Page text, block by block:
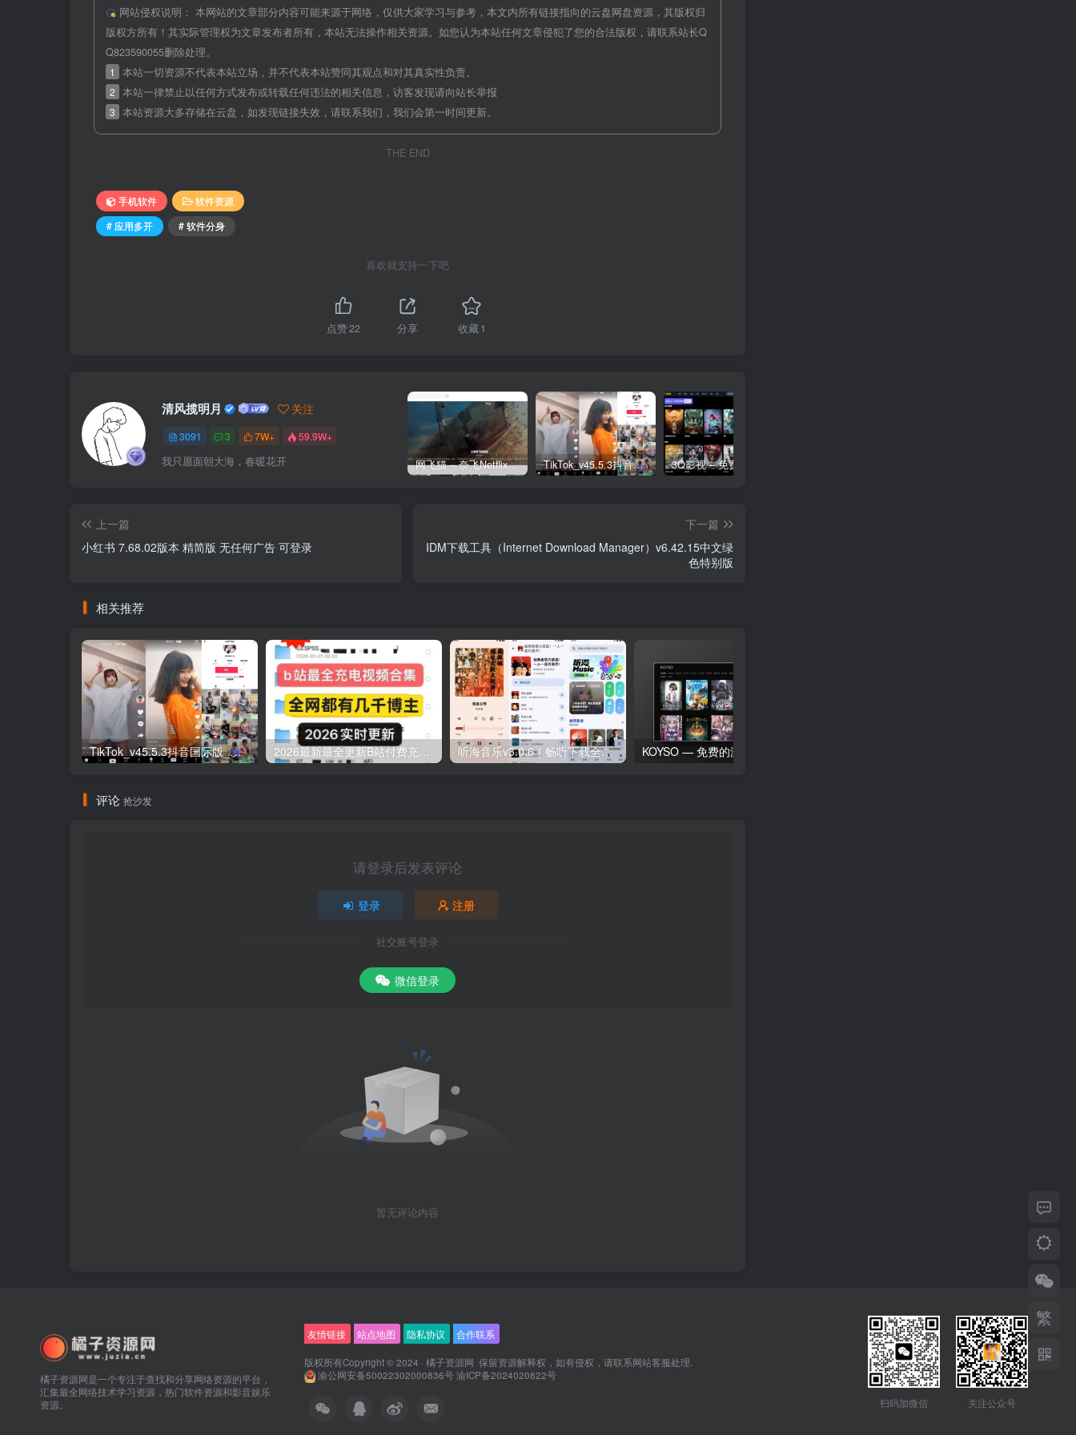
网站侵权说明： 本网站的文章部分内容可能来源于网络，仅供大家学习与参考，本文内所有链接指向的云盘网盘资源，其版权归
版权方所有！其实际管理权为文章发布者所有，本站无法操作相关资源。如您认为本站任何文章侵犯了您的合法版权，请联系站长Q
Q823590055删除处理。
1 本站一切资源不代表本站立场，并不代表本站赞同其观点和对其真实性负责。
2 本站一律禁止以任何方式发布或转载任何违法的相关信息，访客发现请向站长举报
3 本站资源大多存储在云盘，如发现链接失效，请联系我们，我们会第一时间更新。
THE END
手机软件
软件资源
# 应用多开
# 软件分身
喜欢就支持一下吧
点赞22 分享 收藏1
清风揽明月 关注
3091 3 7W+ 59.9W+
我只愿面朝大海，春暖花开 网飞猫 – 奈飞Netflix免费看 TikTok_v45.5.3抖音国际版_免拔卡解锁全球版
上一篇
小红书 7.68.02版本 精简版 无任何广告 可登录
下一篇
IDM下载工具（Internet Download Manager）v6.42.15中文绿
色特别版
相关推荐
TikTok_v45.5.3抖音国际版_免拔卡解锁全球版 2026最新最全更新B站付费充电视频合集 听海音乐v3.0.6｜畅听下载全网歌曲 无损音质下载歌曲 KOYSO — 免费的游戏下载网站
评论 抢沙发
请登录后发表评论
登录 注册
社交账号登录
微信登录
暂无评论内容
橘子资源网是一个专注于查找和分享网络资源的平台，
汇集最全网络技术学习资源，热门软件资源和影音娱乐
资源。
友情链接 站点地图 隐私协议 合作联系
版权所有Copyright © 2024 · 橘子资源网 保留资源解释权，如有侵权，请联系网站客服处理.
渝公网安备50022302000836号渝ICP备2024020822号
扫码加微信 关注公众号
繁